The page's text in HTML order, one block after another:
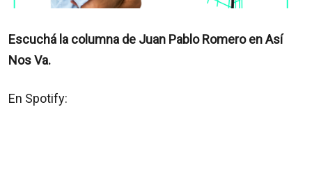
Escuchá la columna de Juan Pablo Romero en Así
Nos Va.
En Spotify: